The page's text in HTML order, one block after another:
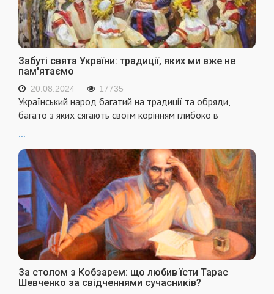
Забуті свята України: традиції, яких ми вже не
пам'ятаємо
20.08.2024 17735
Український народ багатий на традиції та обряди,
багато з яких сягають своїм корінням глибоко в
...
За столом з Кобзарем: що любив їсти Тарас
Шевченко за свідченнями сучасників?